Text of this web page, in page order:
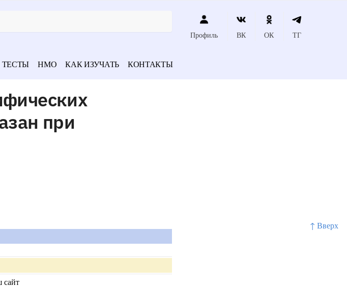
↑ Вверх
Профиль ВК ОК ТГ
НМО КАК ИЗУЧАТЬ КОНТАКТЫ
при
сайт